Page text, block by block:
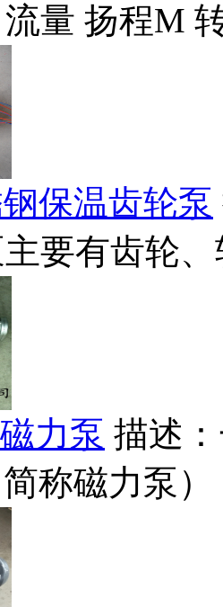
量 扬程M
保温齿轮泵
要有齿轮
力泵 描述
称磁力泵）